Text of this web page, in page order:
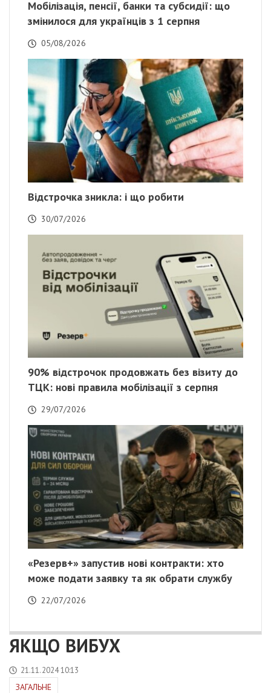
Мобілізація, пенсії, банки та субсидії: що
змінилося для українців з 1 серпня
05/08/2026
Відстрочка зникла: і що робити
30/07/2026
90% відстрочок продовжать без візиту до
ТЦК: нові правила мобілізації з серпня
29/07/2026
«Резерв+» запустив нові контракти: хто
може подати заявку та як обрати службу
22/07/2026
ЯКЩО ВИБУХ
21.11.2024 10:13
ЗАГАЛЬНЕ